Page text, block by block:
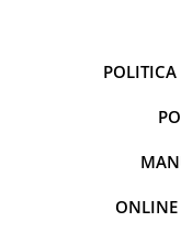
Rame adaptoare Alfa
Rame adaptoare
Rame adaptoare Fiat
Rame adaptoare
ONLINE